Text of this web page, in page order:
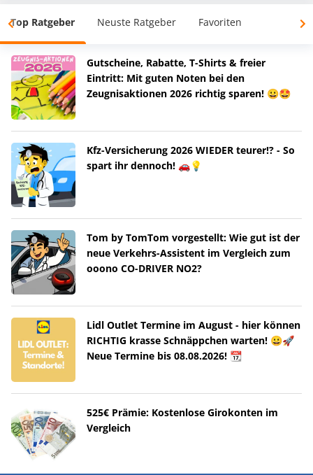
Top Ratgeber Neuste Ratgeber Favoriten
Gutscheine, Rabatte, T-Shirts & freier
Eintritt: Mit guten Noten bei den
Zeugnisaktionen 2026 richtig sparen! 😀🤩
Kfz-Versicherung 2026 WIEDER teurer!? - So
spart ihr dennoch! 🚗💡
Tom by TomTom vorgestellt: Wie gut ist der
neue Verkehrs-Assistent im Vergleich zum
ooono CO-DRIVER NO2?
Lidl Outlet Termine im August - hier können
RICHTIG krasse Schnäppchen warten! 😀🚀
Neue Termine bis 08.08.2026! 📆
525€ Prämie: Kostenlose Girokonten im
Vergleich